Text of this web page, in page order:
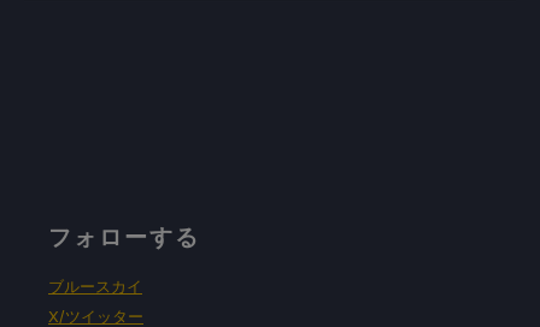
フォローする
ブルースカイ
X/ツイッター